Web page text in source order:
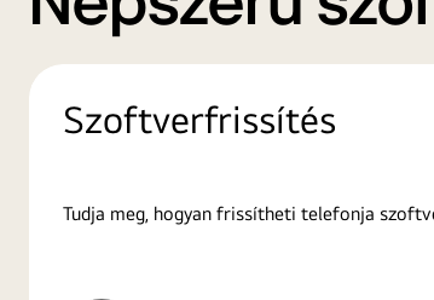
Szoftverfrissítés
Tudja meg, hogyan frissítheti telefonja